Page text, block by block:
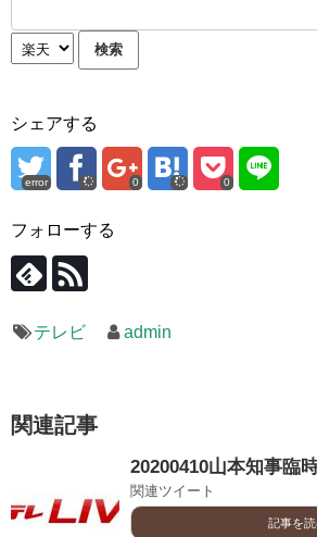
シェアする
error 0 0
フォローする
テレビ admin
関連記事
20200410山本知事臨
関連ツイート
記事を